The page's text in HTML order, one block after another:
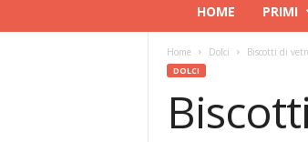
HOME PRIMI
Home Dolci Biscotti di
DOLCI